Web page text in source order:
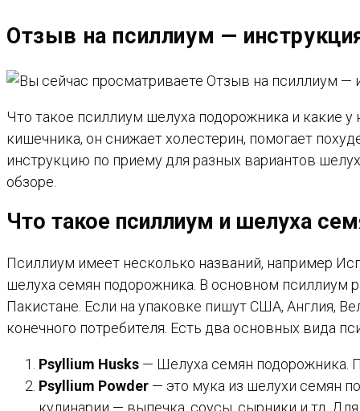
САЙТУ
Отзыв на псиллиум —
Что такое псиллиум шелуха подорожника и какие
кишечника, он снижает холестерин, помогает
инструкцию по приему для разных вариантов
обзоре.
Что такое псиллиум и шелуха
Псиллиум имеет несколько названий, например
шелуха семян подорожника. В основном псиллиум
Пакистане. Если на упаковке пишут США, Англия,
конечного потребителя. Есть два основных вида
Psyllium Husks — Шелуха семян подорожника.
Psyllium Powder — это мука из шелухи семян
кулинарии — выпечка, соусы, сырники и тд.